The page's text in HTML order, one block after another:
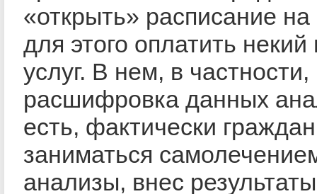
«открыть» расписание
для этого оплатить некий
услуг. В нем, в частности,
расшифровка данных
есть, фактически
заниматься
анализы, внес